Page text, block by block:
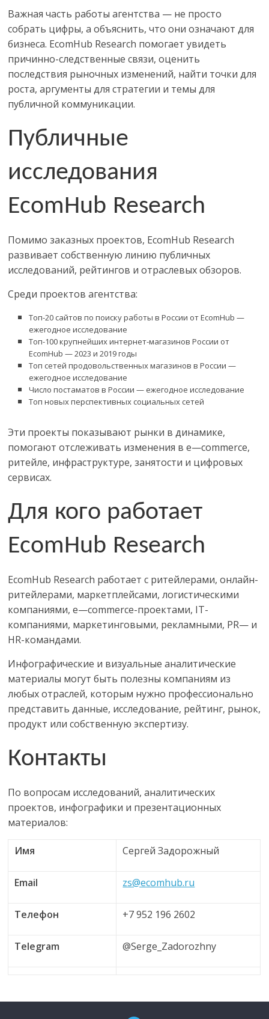
Важная часть работы агентства — не просто
собрать цифры, а объяснить, что они означают для
бизнеса. EcomHub Research помогает увидеть
причинно-следственные связи, оценить
последствия рыночных изменений, найти точки для
роста, аргументы для стратегии и темы для
публичной коммуникации.
Публичные
исследования
EcomHub Research
Помимо заказных проектов, EcomHub Research
развивает собственную линию публичных
исследований, рейтингов и отраслевых обзоров.
Среди проектов агентства:
Топ-20 сайтов по поиску работы в России отEcomHub —
ежегодное исследование
Топ-100 крупнейших интернет-магазинов России от
EcomHub — 2023 и 2019 годы
Топ сетей продовольственных магазинов в России —
ежегодное исследование
Число постаматов в России — ежегодное исследование
Топ новых перспективных социальных сетей
Эти проекты показывают рынки в динамике,
помогают отслеживать изменения вe—commerce,
ритейле, инфраструктуре, занятости и цифровых
сервисах.
Для кого работает
EcomHub Research
EcomHub Research работает с ритейлерами, онлайн-
ритейлерами, маркетплейсами, логистическими
компаниями,e—commerce-проектами, IT-
компаниями, маркетинговыми, рекламными, PR— и
HR-командами.
Инфографические и визуальные аналитические
материалы могут быть полезны компаниям из
любых отраслей, которым нужно профессионально
представить данные, исследование, рейтинг, рынок,
продукт или собственную экспертизу.
Контакты
По вопросам исследований, аналитических
проектов, инфографики и презентационных
материалов:
Имя Сергей Задорожный
Email zs@ecomhub.ru
Телефон +7 952 196 2602
Telegram @Serge_Zadorozhny